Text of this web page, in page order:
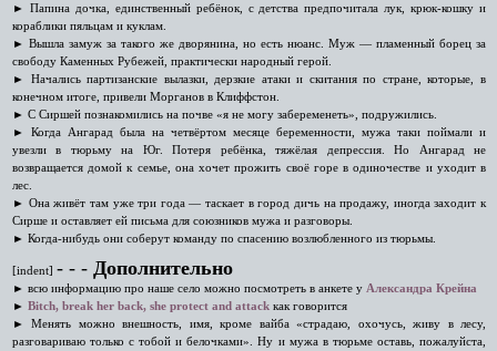
► Папина дочка, единственный ребёнок, с детства предпочитала лук, крюк-кошку и
кораблики пяльцам и куклам.
► Вышла замуж за такого же дворянина, но есть нюанс. Муж — пламенный борец за
свободу Каменных Рубежей, практически народный герой.
► Начались партизанские вылазки, дерзкие атаки и скитания по стране, которые, в
конечном итоге, привели Морганов в Клиффстон.
► С Сиршей познакомились на почве «я не могу забеременеть», подружились.
► Когда Ангарад была на четвёртом месяце беременности, мужа таки поймали и
увезли в тюрьму на Юг. Потеря ребёнка, тяжёлая депрессия. Но Ангарад не
возвращается домой к семье, она хочет прожить своё горе в одиночестве и уходит в
лес.
► Она живёт там уже три года — таскает в город дичь на продажу, иногда заходит к
Сирше и оставляет ей письма для союзников мужа и разговоры.
► Когда-нибудь они соберут команду по спасению возлюбленного из тюрьмы.
[indent] ‑ ‑ ‑ Дополнительно
► всю информацию про наше село можно посмотреть в анкете у Александра Крейна
► Bitch, break her back, she protect and attack как говорится
► Менять можно внешность, имя, кроме вайба «страдаю, охочусь, живу в лесу,
разговариваю только с тобой и белочками». Ну и мужа в тюрьме оставь, пожалуйста,